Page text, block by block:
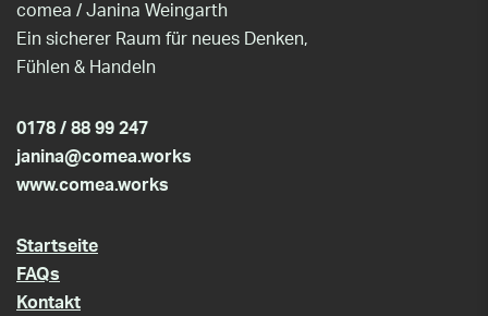
comea / Janina Weingarth
Ein sicherer Raum für neues Denken,
Fühlen & Handeln
0178 / 88 99 247
janina@comea.works
www.comea.works
Startseite
FAQs
Kontakt